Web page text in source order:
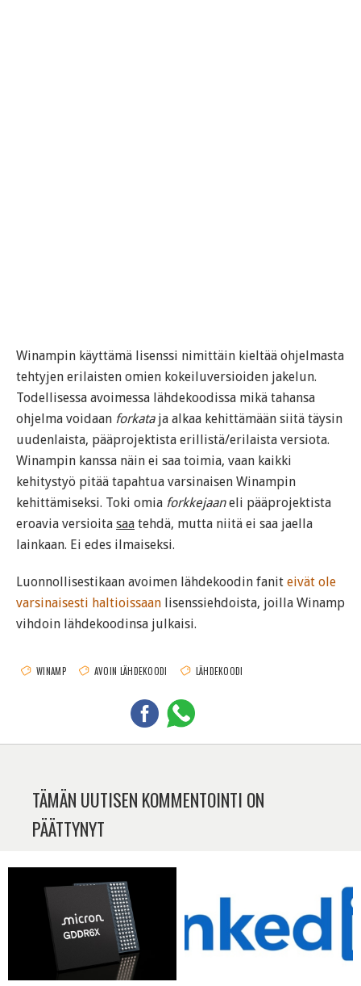
Winampin käyttämä lisenssi nimittäin kieltää ohjelmasta
tehtyjen erilaisten omien kokeiluversioiden jakelun.
Todellisessa avoimessa lähdekoodissa mikä tahansa
ohjelma voidaan forkataja alkaa kehittämään siitä täysin
uudenlaista, pääprojektista erillistä/erilaista versiota.
Winampin kanssa näin ei saa toimia, vaan kaikki
kehitystyö pitää tapahtua varsinaisen Winampin
kehittämiseksi. Toki omia forkkejaaneli pääprojektista
eroavia versioita saa tehdä, mutta niitä ei saa jaella
lainkaan. Ei edes ilmaiseksi.
Luonnollisestikaan avoimen lähdekoodin fanit eivät ole
varsinaisesti haltioissaan lisenssiehdoista, joilla Winamp
vihdoin lähdekoodinsa julkaisi.
WINAMP AVOIN LÄHDEKOODI LÄHDEKOODI
TÄMÄN UUTISEN KOMMENTOINTI ON
PÄÄTTYNYT